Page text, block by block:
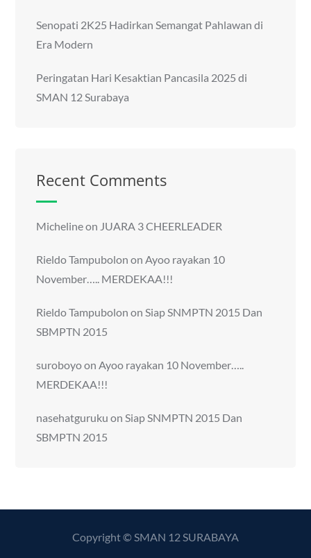
Senopati 2K25 Hadirkan Semangat Pahlawan di
Era Modern
Peringatan Hari Kesaktian Pancasila 2025 di
SMAN 12 Surabaya
Recent Comments
Michelineon JUARA 3 CHEERLEADER
Rieldo Tampubolon onAyoo rayakan 10
November….. MERDEKAA!!!
Rieldo Tampubolon onSiap SNMPTN 2015 Dan
SBMPTN 2015
suroboyoonAyoo rayakan 10 November…..
MERDEKAA!!!
nasehatguruku onSiap SNMPTN 2015 Dan
SBMPTN 2015
Copyright © SMAN 12 SURABAYA